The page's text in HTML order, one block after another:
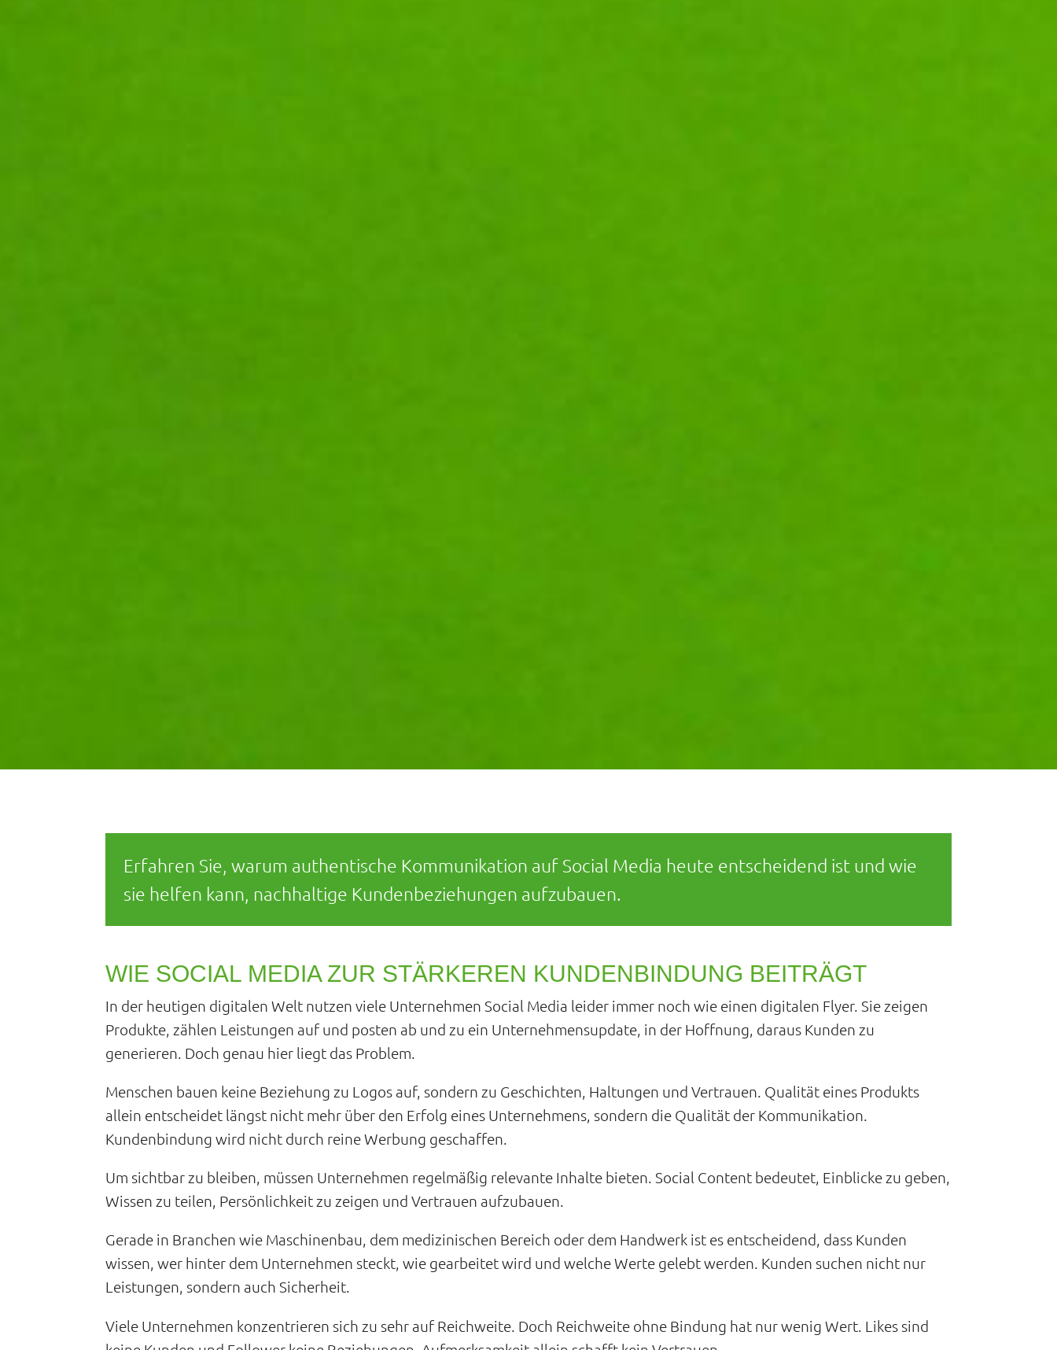
Erfahren Sie, warum authentische Kommunikation auf Social Media heute entscheidend ist und wie
sie helfen kann, nachhaltige Kundenbeziehungen aufzubauen.
WIE SOCIAL MEDIA ZUR STÄRKEREN KUNDENBINDUNG BEITRÄGT
In der heutigen digitalen Welt nutzen viele Unternehmen Social Media leider immer noch wie einen digitalen Flyer. Sie zeigen
Produkte, zählen Leistungen auf und posten ab und zu ein Unternehmensupdate, in der Hoffnung, daraus Kunden zu
generieren. Doch genau hier liegt das Problem.
Menschen bauen keine Beziehung zu Logos auf, sondern zu Geschichten, Haltungen und Vertrauen. Qualität eines Produkts
allein entscheidet längst nicht mehr über den Erfolg eines Unternehmens, sondern die Qualität der Kommunikation.
Kundenbindung wird nicht durch reine Werbung geschaffen.
Um sichtbar zu bleiben, müssen Unternehmen regelmäßig relevante Inhalte bieten. Social Content bedeutet, Einblicke zu geben,
Wissen zu teilen, Persönlichkeit zu zeigen und Vertrauen aufzubauen.
Gerade in Branchen wie Maschinenbau, dem medizinischen Bereich oder dem Handwerk ist es entscheidend, dass Kunden
wissen, wer hinter dem Unternehmen steckt, wie gearbeitet wird und welche Werte gelebt werden. Kunden suchen nicht nur
Leistungen, sondern auch Sicherheit.
Viele Unternehmen konzentrieren sich zu sehr auf Reichweite. Doch Reichweite ohne Bindung hat nur wenig Wert. Likes sind